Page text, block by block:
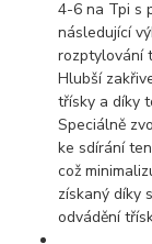
4-6 na Tpi s
následující
rozptylování
Hlubší
třísky a díky
Speciálně
ke sdírání
což
získaný díky
odvádění